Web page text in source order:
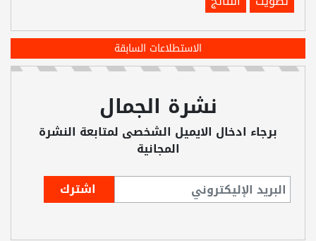
الاستطلاعات السابقة
نشرة الجمال
برجاء ادخال الايميل الشخصى لمتابعة النشرة
المجانية